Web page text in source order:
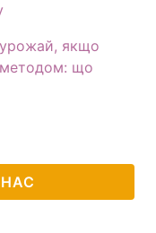
якщо
методом: що